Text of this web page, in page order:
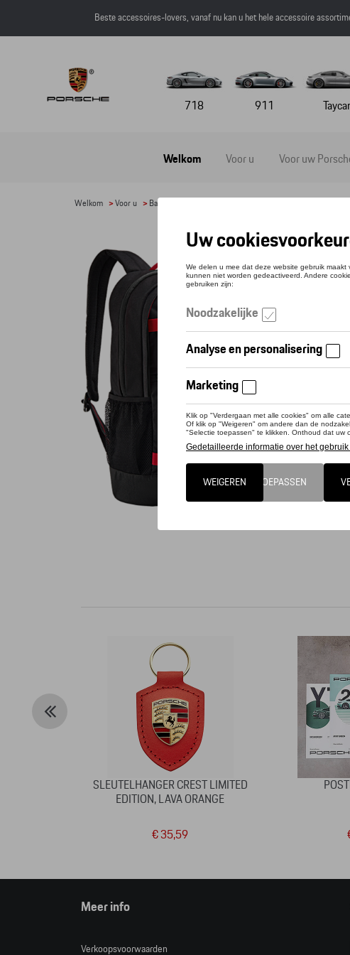
Beste accessoires-lovers, vanaf nu kan u het hele accessoire
718 911
Welkom Voor u Voor uw
Welkom >Voor u > Bagage
RUGZAK
Referentie:
Contacteer
SLEUTELHANGER CREST LIMITED
EDITION, LAVA ORANGE
€ 35,59
Meer info
Verkoopsvoorwaarden